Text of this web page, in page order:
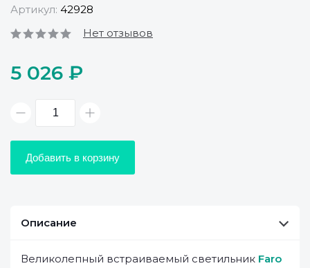
Артикул: 42928
Нет отзывов
5 026 ₽
Добавить в корзину
Описание
Великолепный встраиваемый светильник Faro